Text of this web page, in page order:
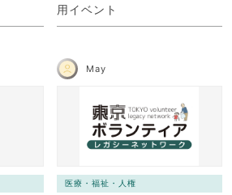
用イベント
May
医療・福祉・人権